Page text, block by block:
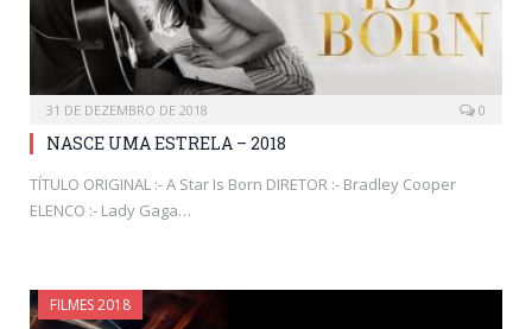
31 DE DEZEMBRO DE 2018 0
NASCE UMA ESTRELA – 2018
TÍTULO ORIGINAL :- A Star Is Born DIRETOR :- Bradley Cooper
ELENCO :- Lady Gaga…
FILMES 2018